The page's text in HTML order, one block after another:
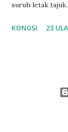
suruh letak
KONGSI 23